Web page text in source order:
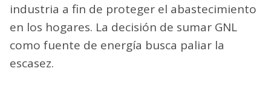
industria a fin de proteger el abastecimiento
en los hogares. La decisión de sumar GNL
como fuente de energía busca paliar la
escasez.